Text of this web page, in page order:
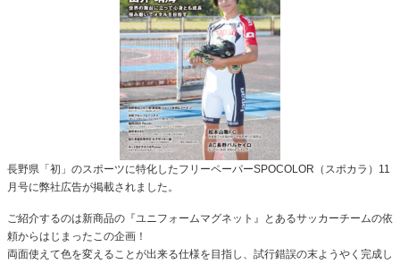
長野県「初」のスポーツに特化したフリーペーパーSPOCOLOR（スポカラ）11
月号に弊社広告が掲載されました。
ご紹介するのは新商品の『ユニフォームマグネット』とあるサッカーチームの依
頼からはじまったこの企画！
両面使えて色を変えることが出来る仕様を目指し、試行錯誤の末ようやく完成し